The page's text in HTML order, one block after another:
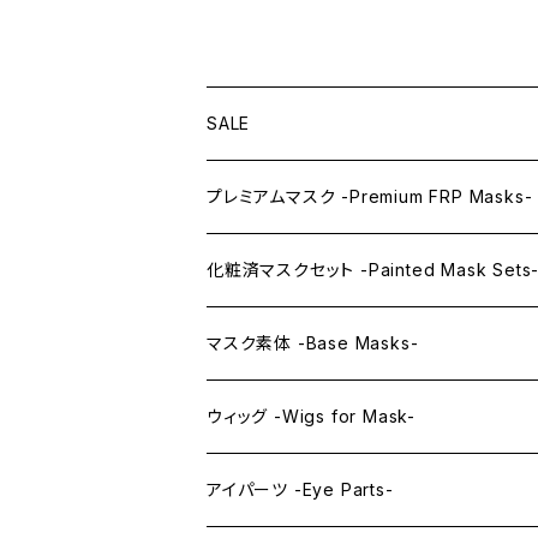
SALE
プレミアムマスク -Premium FRP Masks-
KAWAII PREMIUM Mask & Wig Sets
プレミアムマスク素体-Premium base
プレミアムウィッグ -Premium Wigs-
プレミアムレンズアイ -Premium Lens eye-
化粧済マスクセット -Painted Mask Sets-
KAWAII EX series
KAWAII series
IDOL series
マスク素体 -Base Masks-
アニメマスク -Anime Masks-
ドールマスク -Doll Masks-
ウィッグ -Wigs for Mask-
ロング -Long-
アイパーツ -Eye Parts-